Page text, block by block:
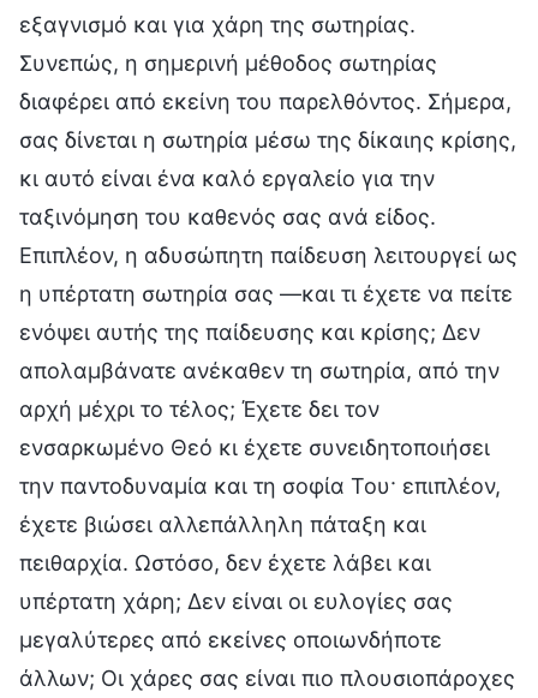
εξαγνισμό και για χάρη της σωτηρίας.
Συνεπώς, η σημερινή μέθοδος σωτηρίας
διαφέρει από εκείνη του παρελθόντος. Σήμερα,
σας δίνεται η σωτηρία μέσω της δίκαιης κρίσης,
κι αυτό είναι ένα καλό εργαλείο για την
ταξινόμηση του καθενός σας ανά είδος.
Επιπλέον, η αδυσώπητη παίδευση λειτουργεί ως
η υπέρτατη σωτηρία σας —και τι έχετε να πείτε
ενόψει αυτής της παίδευσης και κρίσης; Δεν
απολαμβάνατε ανέκαθεν τη σωτηρία, από την
αρχή μέχρι το τέλος; Έχετε δει τον
ενσαρκωμένο Θεό κι έχετε συνειδητοποιήσει
την παντοδυναμία και τη σοφία Του· επιπλέον,
έχετε βιώσει αλλεπάλληλη πάταξη και
πειθαρχία. Ωστόσο, δεν έχετε λάβει και
υπέρτατη χάρη; Δεν είναι οι ευλογίες σας
μεγαλύτερες από εκείνες οποιωνδήποτε
άλλων; Οι χάρες σας είναι πιο πλουσιοπάροχες